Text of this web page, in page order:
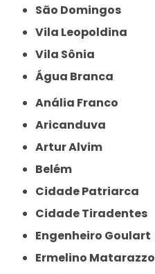
São Domingos
Vila Leopoldina
Vila Sônia
Água Branca
Anália Franco
Aricanduva
Artur Alvim
Belém
Cidade Patriarca
Cidade Tiradentes
Engenheiro Goulart
Ermelino Matarazzo